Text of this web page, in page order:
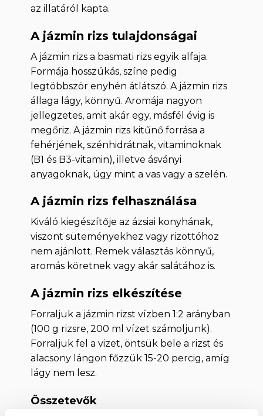
az illatáról kapta.
A jázmin rizs tulajdonságai
A jázmin rizs a basmati rizs egyik alfaja.
Formája hosszúkás, színe pedig
legtöbbször enyhén átlátszó. A jázmin rizs
állaga lágy, könnyű. Aromája nagyon
jellegzetes, amit akár egy, másfél évig is
megőriz. A jázmin rizs kitűnő forrása a
fehérjének, szénhidrátnak, vitaminoknak
(B1 és B3-vitamin), illetve ásványi
anyagoknak, úgy mint a vas vagy a szelén.
A jázmin rizs felhasználása
Kiváló kiegészítője az ázsiai konyhának,
viszont süteményekhez vagy rizottóhoz
nem ajánlott. Remek választás könnyű,
aromás köretnek vagy akár salátához is.
A jázmin rizs elkészítése
Forraljuk a jázmin rizst vízben 1:2 arányban
(100 g rizsre, 200 ml vízet számoljunk).
Forraljuk fel a vizet, öntsük bele a rizst és
alacsony lángon főzzük 15-20 percig, amíg
lágy nem lesz.
Összetevők